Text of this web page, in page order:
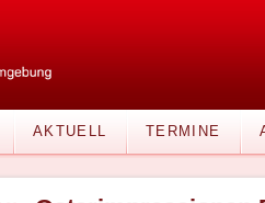
AKTUELL TERMINE